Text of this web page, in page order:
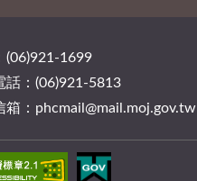
(06)921-1699
話：(06)921-5813
箱：phcmail@mail.moj.gov.tw